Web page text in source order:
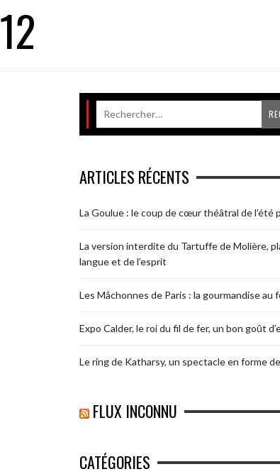
ARTICLES RÉCENTS
La Goulue : le coup de cœur théâtral de l’été
La version interdite du Tartuffe de Molière,
langue et de l’esprit
Les Mâchonnes de Paris : la gourmandise au
Expo Calder, le roi du fil de fer, un bon goût
Le ring de Katharsy, un spectacle en forme
FLUX INCONNU
CATÉGORIES